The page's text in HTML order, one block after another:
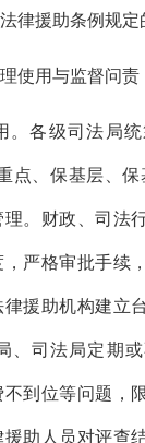
律援助条例规定
使用与监督问责
。各级司法局
点、保基层、
。财政、司法
严格审批手续
援助机构建立
、司法局定期
到位等问题，
助人员对评查